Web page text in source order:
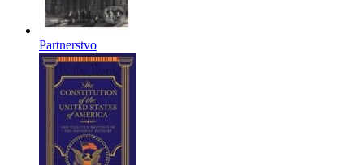
Partnerstvo